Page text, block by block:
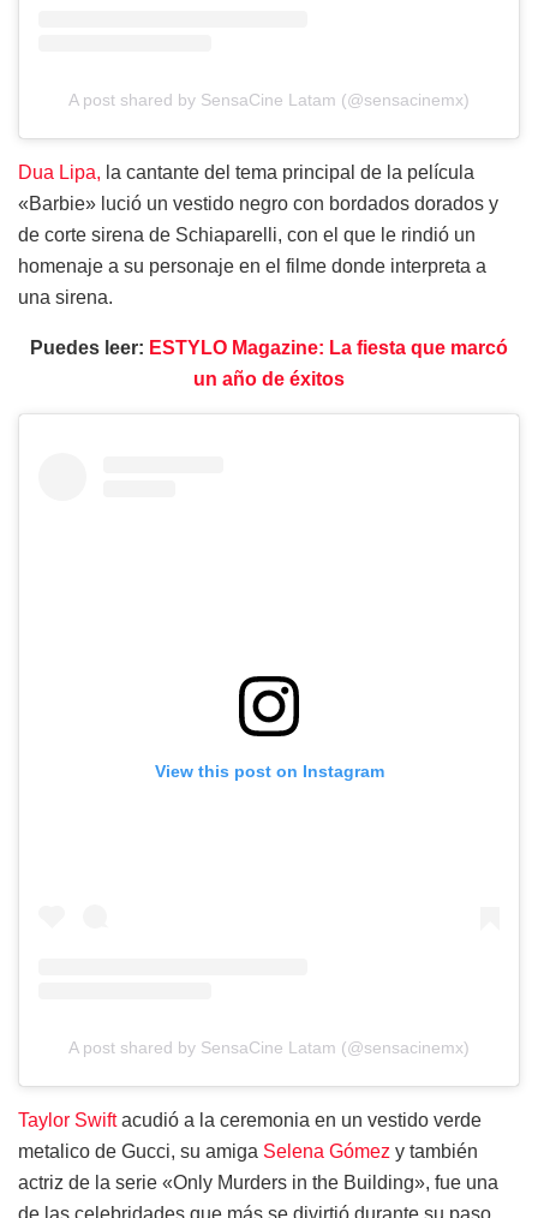
A post shared by SensaCine Latam (@sensacinemx)
Dua Lipa, la cantante del tema principal de la película
«Barbie» lució un vestido negro con bordados dorados y
de corte sirena de Schiaparelli, con el que le rindió un
homenaje a su personaje en el filme donde interpreta a
una sirena.
Puedes leer: ESTYLO Magazine: La fiesta que marcó
un año de éxitos
View this post on Instagram
A post shared by SensaCine Latam (@sensacinemx)
Taylor Swiftacudió a la ceremonia en un vestido verde
metalico de Gucci, su amiga Selena Gómez y también
actriz de la serie «Only Murders in the Building», fue una
de las celebridades que más se divirtió durante su paso